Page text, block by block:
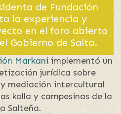
de Fundación
la experiencia y
en el foro abierto
Gobierno de Salta.
Markaniimplementó un
jurídica sobre
mediación intercultural
kolla y campesinas de la
Salteña.